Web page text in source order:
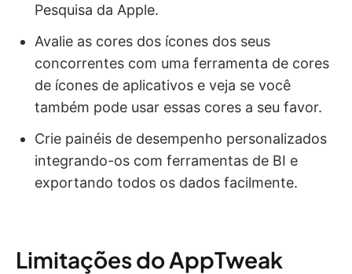
Pesquisa da Apple.
Avalie as cores dos ícones dos seus
concorrentes com uma ferramenta de cores
de ícones de aplicativos e veja se você
também pode usar essas cores a seu favor.
Crie painéis de desempenho personalizados
integrando-os com ferramentas de BI e
exportando todos os dados facilmente.
Limitações do AppTweak